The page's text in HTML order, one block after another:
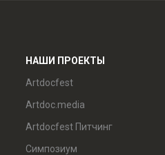
НАШИ ПРОЕКТЫ
Artdocfest
Artdoc.media
Artdocfest Питчинг
Симпозиум